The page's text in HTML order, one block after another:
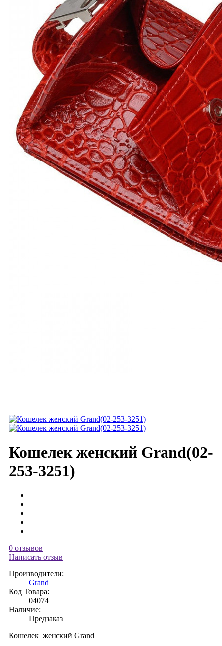
Кошелек женский Grand(02-
253-3251)
0 отзывов
Написать отзыв
Производители:
Grand
Код Товара:
04074
Наличие:
Предзаказ
Кошелек женский Grand